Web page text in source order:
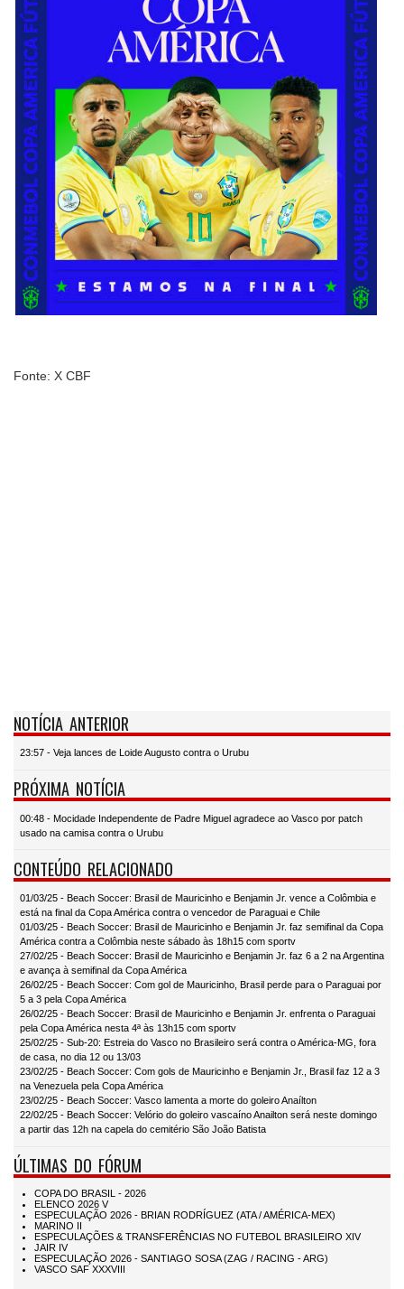
Fonte: X CBF
NOTÍCIA ANTERIOR
23:57 - Veja lances de Loide Augusto contra o Urubu
PRÓXIMA NOTÍCIA
00:48 - Mocidade Independente de Padre Miguel agradece ao Vasco por patch
usado na camisa contra o Urubu
CONTEÚDO RELACIONADO
01/03/25 - Beach Soccer: Brasil de Mauricinho e Benjamin Jr. vence a Colômbia e
está na final da Copa América contra o vencedor de Paraguai e Chile
01/03/25 - Beach Soccer: Brasil de Mauricinho e Benjamin Jr. faz semifinal da Copa
América contra a Colômbia neste sábado às 18h15 com sportv
27/02/25 - Beach Soccer: Brasil de Mauricinho e Benjamin Jr. faz 6 a 2 na Argentina
e avança à semifinal da Copa América
26/02/25 - Beach Soccer: Com gol de Mauricinho, Brasil perde para o Paraguai por
5 a 3 pela Copa América
26/02/25 - Beach Soccer: Brasil de Mauricinho e Benjamin Jr. enfrenta o Paraguai
pela Copa América nesta 4ª às 13h15 com sportv
25/02/25 - Sub-20: Estreia do Vasco no Brasileiro será contra o América-MG, fora
de casa, no dia 12 ou 13/03
23/02/25 - Beach Soccer: Com gols de Mauricinho e Benjamin Jr., Brasil faz 12 a 3
na Venezuela pela Copa América
23/02/25 - Beach Soccer: Vasco lamenta a morte do goleiro Anaílton
22/02/25 - Beach Soccer: Velório do goleiro vascaíno Anailton será neste domingo
a partir das 12h na capela do cemitério São João Batista
ÚLTIMAS DO FÓRUM